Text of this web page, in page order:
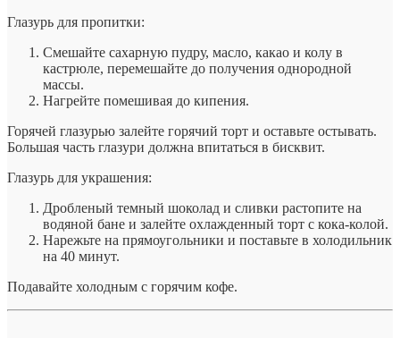
Глазурь для пропитки:
Смешайте сахарную пудру, масло, какао и колу в
кастрюле, перемешайте до получения однородной
массы.
Нагрейте помешивая до кипения.
Горячей глазурью залейте горячий торт и оставьте остывать.
Большая часть глазури должна впитаться в бисквит.
Глазурь для украшения:
Дробленый темный шоколад и сливки растопите на
водяной бане и залейте охлажденный торт с кока-колой.
Нарежьте на прямоугольники и поставьте в холодильник
на 40 минут.
Подавайте холодным с горячим кофе.